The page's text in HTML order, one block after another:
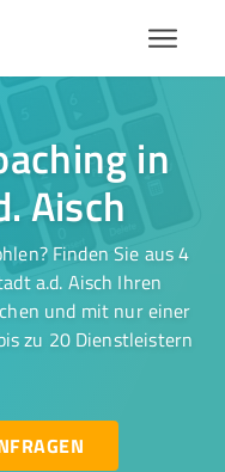
in
Aisch
Finden Sie aus 4
a.d. Aisch Ihren
und mit nur einer
zu 20 Dienstleistern